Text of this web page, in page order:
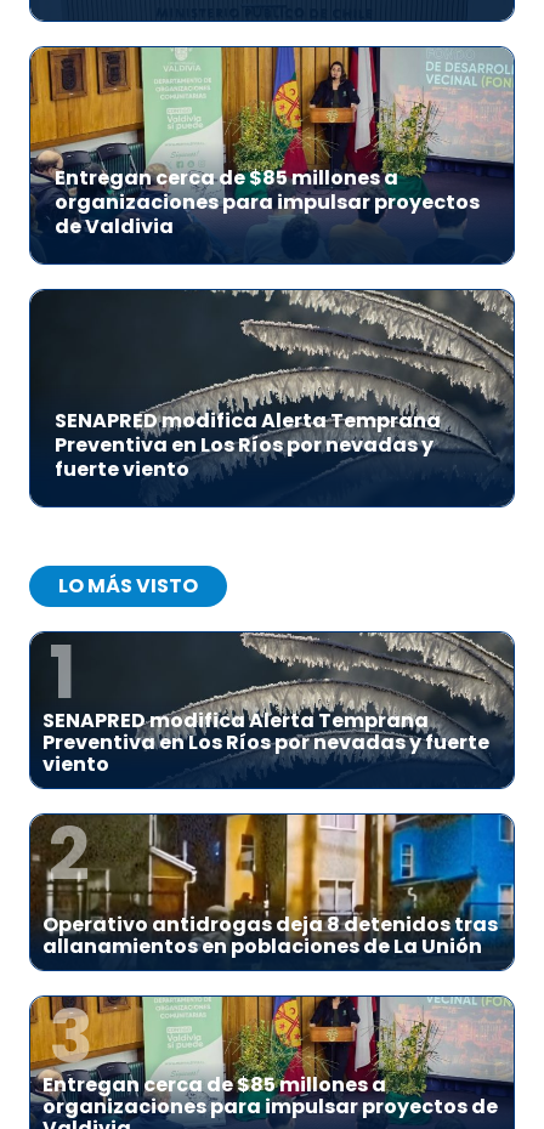
Entregan cerca de $85 millones a
organizaciones para impulsar proyectos
de Valdivia
SENAPRED modifica Alerta Temprana
Preventiva en Los Ríos por nevadas y
fuerte viento
LO MÁS VISTO
1
SENAPRED modifica Alerta Temprana
Preventiva en Los Ríos por nevadas y fuerte
viento
2
Operativo antidrogas deja 8 detenidos tras
allanamientos en poblaciones de La Unión
3
Entregan cerca de $85 millones a
organizaciones para impulsar proyectos de